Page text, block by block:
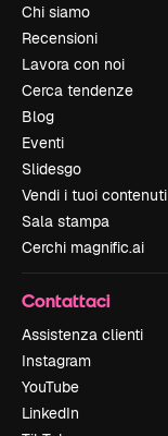
Chi siamo
Recensioni
Lavora con noi
Cerca tendenze
Blog
Eventi
Slidesgo
Vendi i tuoi contenuti
Sala stampa
Cerchi magnific.ai
Contattaci
Assistenza clienti
Instagram
YouTube
LinkedIn